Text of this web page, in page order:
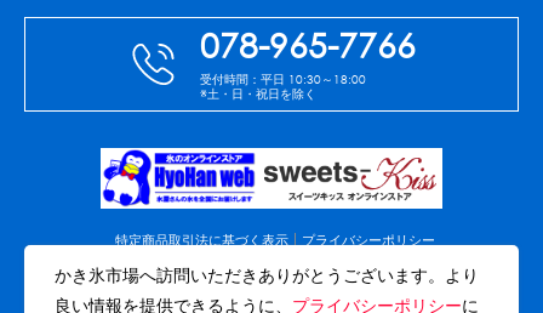
078-965-7766
受付時間：平日 10:30～18:00
※土・日・祝日を除く
特定商品取引法に基づく表示
プライバシーポリシー
免責事項
会社案内 サイトマップ
かき氷市場へ訪問いただきありがとうございます。より
良い情報を提供できるように、 プライバシーポリシーに